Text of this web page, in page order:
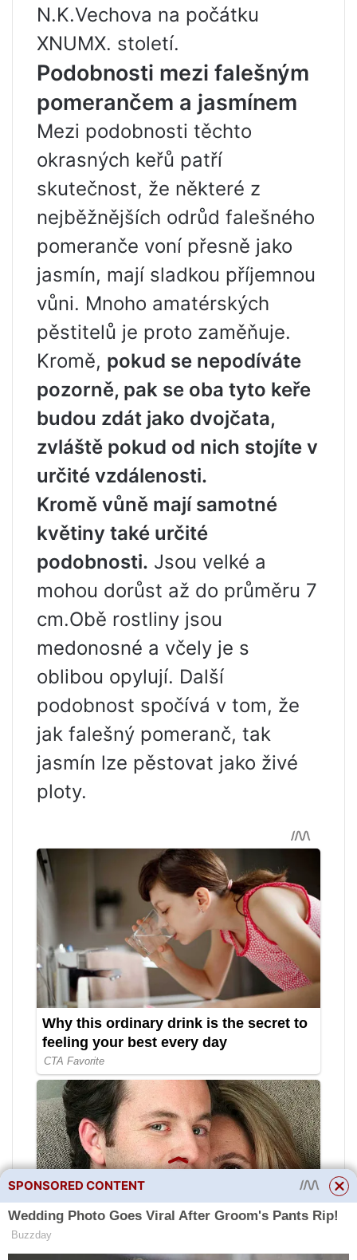
N.K.Vechova na počátku
XNUMX. století.
Podobnosti mezi falešným
pomerančem a jasmínem
Mezi podobnosti těchto
okrasných keřů patří
skutečnost, že některé z
nejběžnějších odrůd falešného
pomeranče voní přesně jako
jasmín, mají sladkou příjemnou
vůni. Mnoho amatérských
pěstitelů je proto zaměňuje.
Kromě, pokud se nepodíváte
pozorně, pak se oba tyto keře
budou zdát jako dvojčata,
zvláště pokud od nich stojíte v
určité vzdálenosti.
Kromě vůně mají samotné
květiny také určité
podobnosti. Jsou velké a
mohou dorůst až do průměru 7
cm.Obě rostliny jsou
medonosné a včely je s
oblibou opylují. Další
podobnost spočívá v tom, že
jak falešný pomeranč, tak
jasmín lze pěstovat jako živé
ploty.
SPONSORED CONTENT